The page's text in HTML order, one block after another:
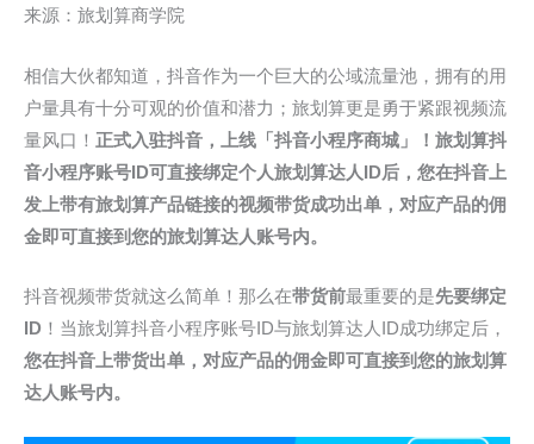
来源：旅划算商学院
相信大伙都知道，抖音作为一个巨大的公域流量池，拥有的用
户量具有十分可观的价值和潜力；旅划算更是勇于紧跟视频流
量风口！ 正式入驻抖音， 上线 「抖音小程序商城」 ！ 旅划算抖
音小程序账号ID可直接绑定个人旅划算达人ID后 ， 您在抖音上
发上带有旅划算产品链接的视频带货成功出单，对应产品的佣
金即可直接到您的旅划算达人账号内。
抖音视频带货就这么简单！那么在带货前最重要的是先要绑定
ID ！当旅划算抖音小程序账号ID与旅划算达人ID成功绑定后，
您在抖音上带货出单， 对应产品的佣金即可直接到您的旅划算
达人账号内。